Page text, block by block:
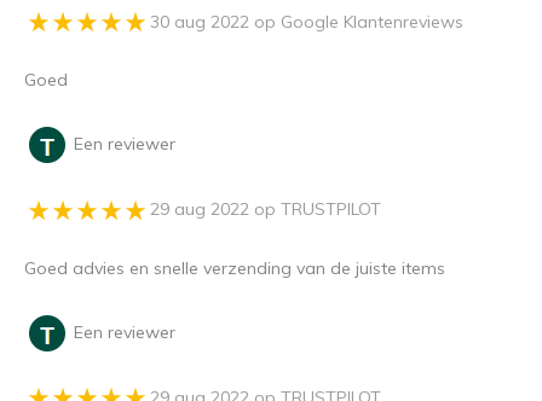
30 aug 2022 op Google Klantenreviews
Goed
Een reviewer
29 aug 2022 op TRUSTPILOT
Goed advies en snelle verzending van de juiste items
Een reviewer